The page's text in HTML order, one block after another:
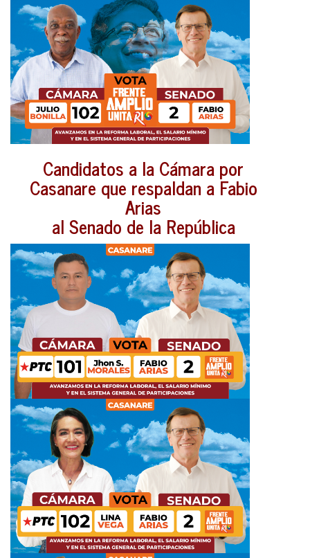
Candidatos a la Cámara por
Casanare que respaldan a Fabio
Arias
al Senado de la República